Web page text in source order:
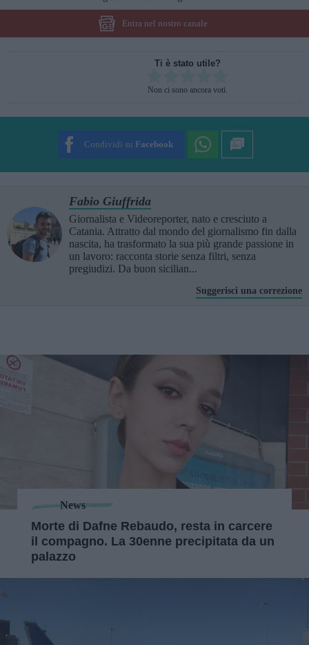
Entra nel nostro canale
Ti è stato utile?
Non ci sono ancora voti.
Condividi su Facebook
Fabio Giuffrida
Giornalista e Videoreporter, nato e cresciuto a
Catania. Attratto dal mondo del giornalismo fin dalla
nascita, ha trasformato la sua più grande passione in
un lavoro: racconta storie senza filtri, senza
pregiudizi. Da buon sicilian...
Suggerisci una correzione
News
Morte di Dafne Rebaudo, resta in carcere
il compagno. La 30enne precipitata da un
palazzo